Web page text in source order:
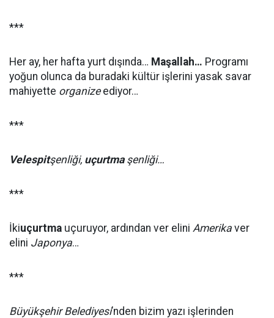
***
Her ay, her hafta yurt dışında… Maşallah… Programı
yoğun olunca da buradaki kültür işlerini yasak savar
mahiyette organizeediyor…
***
Velespitşenliği, uçurtmaşenliği…
***
İkiuçurtma uçuruyor, ardından ver elini Amerika ver
elini Japonya…
***
Büyükşehir Belediyesi’nden bizim yazı işlerinden